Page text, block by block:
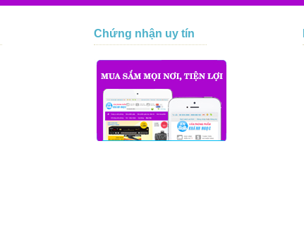
Chứng nhận uy tín